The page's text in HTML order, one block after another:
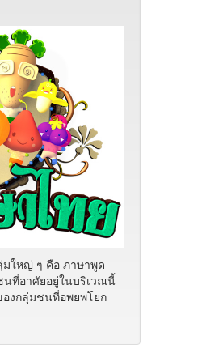
มใหญ่ ๆ คือ ภาษาพูด
ที่อาศัยอยู่ในบริเวณนี้
งกลุ่มชนที่อพยพโยก